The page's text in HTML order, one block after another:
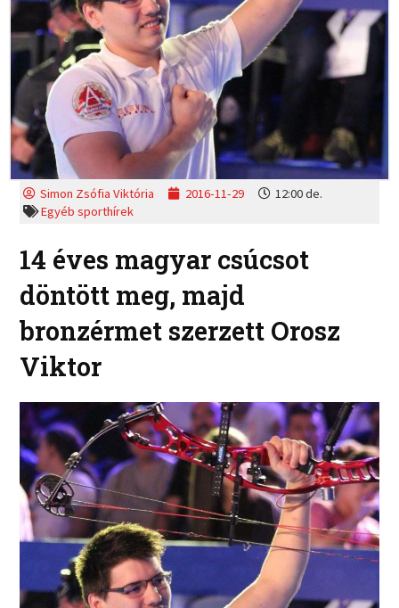
Simon Zsófia Viktória 2016-11-29
12:00 de.
Egyéb sporthírek
14 éves magyar csúcsot
döntött meg, majd
bronzérmet szerzett Orosz
Viktor